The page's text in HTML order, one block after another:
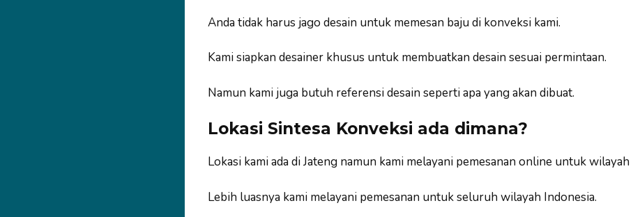
Anda tidak harus jago desain untuk memesan baju di konveksi kami.
Kami siapkan desainer khusus untuk membuatkan desain sesuai permintaan.
Namun kami juga butuh referensi desain seperti apa yang akan dibuat.
Lokasi Sintesa Konveksi ada dimana?
Lokasi kami ada di Jateng namun kami melayani pemesanan online untuk
Lebih luasnya kami melayani pemesanan untuk seluruh wilayah Indonesia.